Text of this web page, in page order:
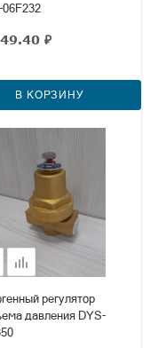
06F232
₽
В КОРЗИНУ
регулятор
давления DYS-